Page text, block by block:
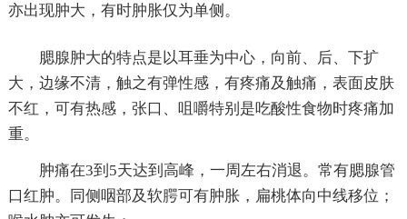
亦出现肿大，有时肿胀仅为单侧。
腮腺肿大的特点是以耳垂为中心，向前、后、下扩
大，边缘不清，触之有弹性感，有疼痛及触痛，表面皮肤
不红，可有热感，张口、咀嚼特别是吃酸性食物时疼痛加
重。
肿痛在3到5天达到高峰，一周左右消退。常有腮腺管
口红肿。同侧咽部及软腭可有肿胀，扁桃体向中线移位；